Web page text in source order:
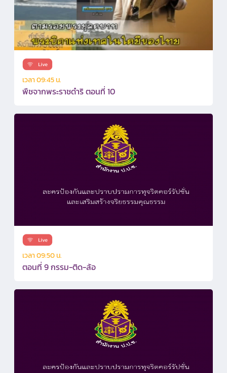
เวลา 09:45 น.
พืชจากพระราชดำริ ตอนที่ 10
เวลา 09:50 น.
ตอนที่ 9 กรรม-ติด-ล้อ